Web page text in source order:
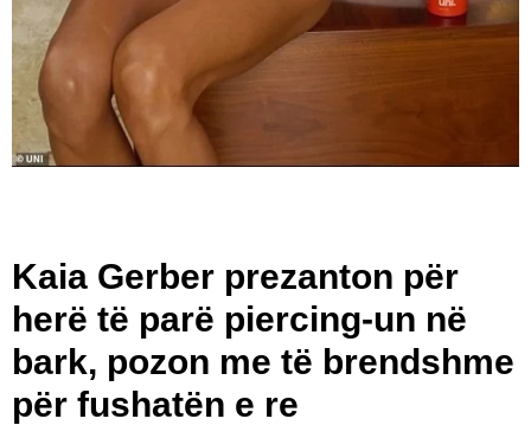
Kaia Gerber prezanton për
herë të parë piercing-un në
bark, pozon me të brendshme
për fushatën e re